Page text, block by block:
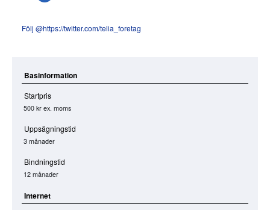
Följ @https://twitter.com/telia_foretag
Basinformation
Startpris
500 krex. moms
Uppsägningstid
3 månader
Bindningstid
12 månader
Internet